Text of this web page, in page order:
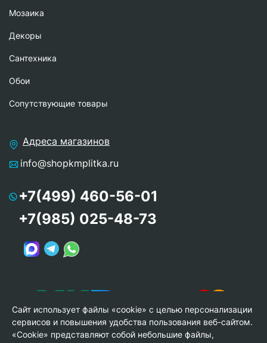
Мозаика
Декоры
Сантехника
Обои
Сопутствующие товары
Адреса магазинов
info@shopkmplitka.ru
+7(499) 460-56-01
+7(985) 025-48-73
Сайт использует файлы «cookie» с целью персонализации
сервисов и повышения удобства пользования веб-сайтом.
«Cookie» представляют собой небольшие файлы,